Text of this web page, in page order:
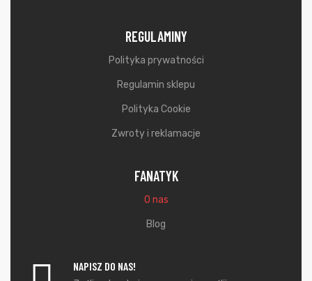
REGULAMINY
Polityka prywatności
Regulamin sklepu
Polityka Cookie
Zwroty i reklamacje
FANATYK
O nas
Blog
NAPISZ DO NAS!